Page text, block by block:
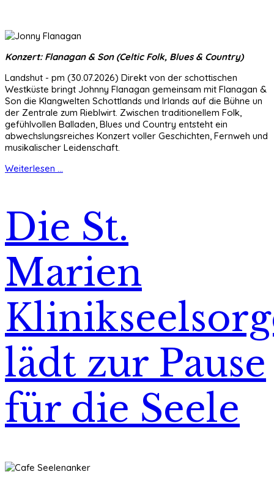
Konzert: Flanagan & Son (Celtic Folk, Blues & Country)
Landshut - pm (30.07.2026) Direkt von der schottischen
Westküste bringt Johnny Flanagan gemeinsam mit Flanagan &
Son die Klangwelten Schottlands und Irlands auf die Bühne un
der Zentrale zum Rieblwirt. Zwischen traditionellem Folk,
gefühlvollen Balladen, Blues und Country entsteht ein
abwechslungsreiches Konzert voller Geschichten, Fernweh und
musikalischer Leidenschaft.
Weiterlesen ...
Die St.
Marien
lädt zur Pause
für die Seele